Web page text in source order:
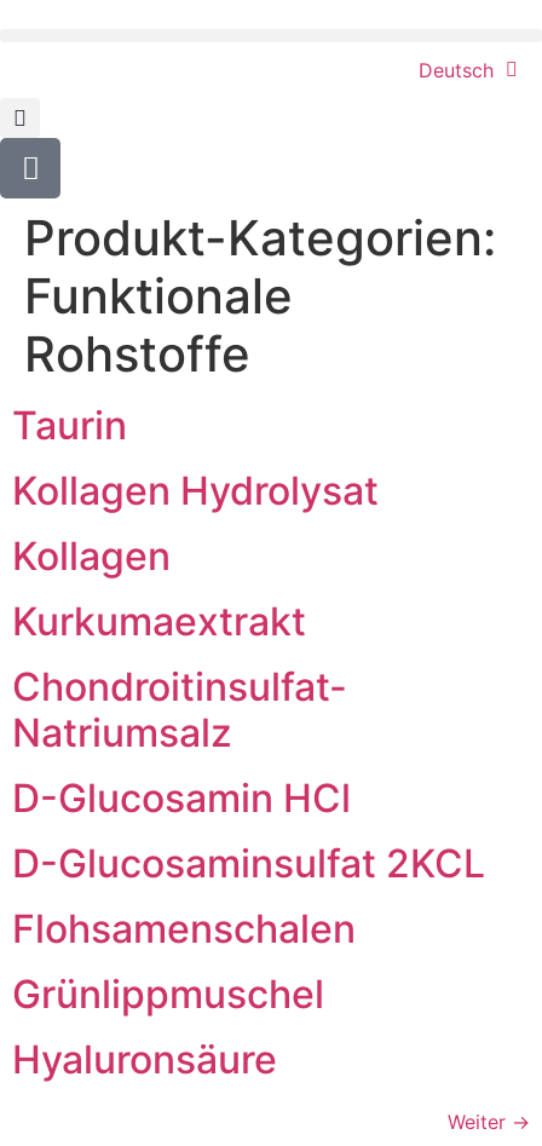
Deutsch
Produkt-Kategorien:
Funktionale
Rohstoffe
Taurin
Kollagen Hydrolysat
Kollagen
Kurkumaextrakt
Chondroitinsulfat-
Natriumsalz
D-Glucosamin HCl
D-Glucosaminsulfat 2KCL
Flohsamenschalen
Grünlippmuschel
Hyaluronsäure
Weiter →